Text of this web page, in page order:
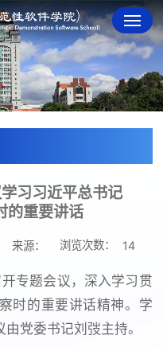
习习近平总书记
的重要讲话
来源： 浏览次数： 14
专题会议，深入学习贯
时的重要讲话精神。学
党委书记刘弢主持。